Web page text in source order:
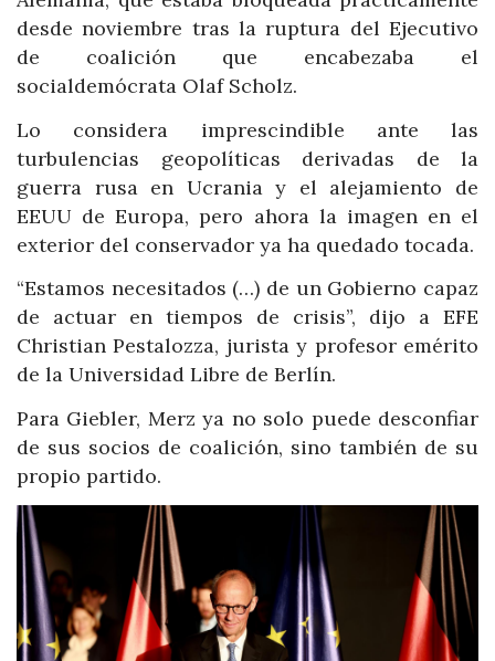
desde noviembre tras la ruptura del Ejecutivo
de coalición que encabezaba el
socialdemócrata Olaf Scholz.
Lo considera imprescindible ante las
turbulencias geopolíticas derivadas de la
guerra rusa en Ucrania y el alejamiento de
EEUU de Europa, pero ahora la imagen en el
exterior del conservador ya ha quedado tocada.
“Estamos necesitados (…) de un Gobierno capaz
de actuar en tiempos de crisis”, dijo a EFE
Christian Pestalozza, jurista y profesor emérito
de la Universidad Libre de Berlín.
Para Giebler, Merz ya no solo puede desconfiar
de sus socios de coalición, sino también de su
propio partido.